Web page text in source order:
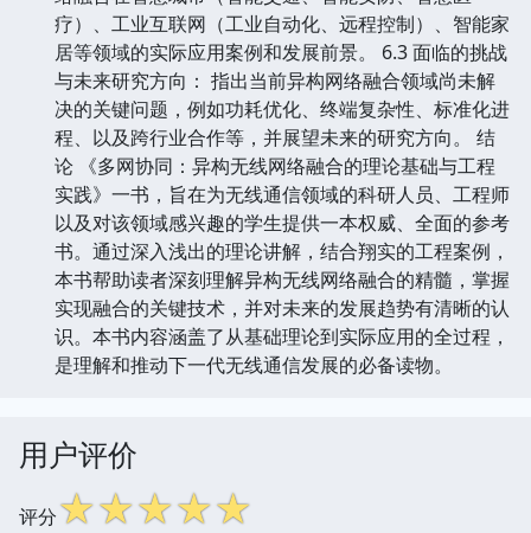
疗）、工业互联网（工业自动化、远程控制）、智能家
居等领域的实际应用案例和发展前景。 6.3 面临的挑战
与未来研究方向： 指出当前异构网络融合领域尚未解
决的关键问题，例如功耗优化、终端复杂性、标准化进
程、以及跨行业合作等，并展望未来的研究方向。 结
论 《多网协同：异构无线网络融合的理论基础与工程
实践》一书，旨在为无线通信领域的科研人员、工程师
以及对该领域感兴趣的学生提供一本权威、全面的参考
书。通过深入浅出的理论讲解，结合翔实的工程案例，
本书帮助读者深刻理解异构无线网络融合的精髓，掌握
实现融合的关键技术，并对未来的发展趋势有清晰的认
识。本书内容涵盖了从基础理论到实际应用的全过程，
是理解和推动下一代无线通信发展的必备读物。
用户评价
评分☆☆☆☆☆